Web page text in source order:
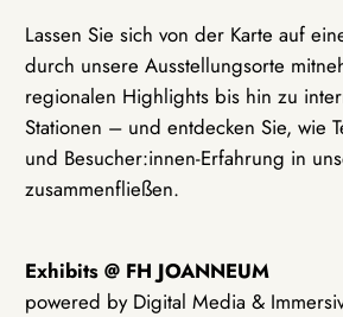
Lassen Sie sich von der Karte auf
durch unsere Ausstellungsorte
regionalen Highlights bis hin zu
Stationen – und entdecken Sie, wie
und Besucher:innen-Erfahrung in
zusammenfließen.
Exhibits @ FH JOANNEUM
powered by Digital Media &